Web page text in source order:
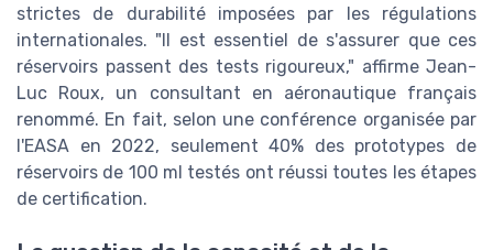
strictes de durabilité imposées par les régulations
internationales. "Il est essentiel de s'assurer que ces
réservoirs passent des tests rigoureux," affirme Jean-
Luc Roux, un consultant en aéronautique français
renommé. En fait, selon une conférence organisée par
l'EASA en 2022, seulement 40% des prototypes de
réservoirs de 100 ml testés ont réussi toutes les étapes
de certification.